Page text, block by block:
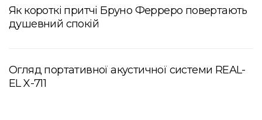
Як короткі притчі Бруно Ферреро повертають
душевний спокій
Огляд портативної акустичної системи REAL-
EL X-711